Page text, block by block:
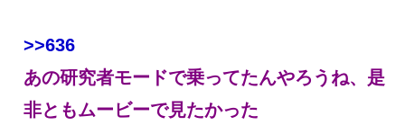
>>636
あの研究者モードで乗ってたんやろうね、是
非ともムービーで見たかった